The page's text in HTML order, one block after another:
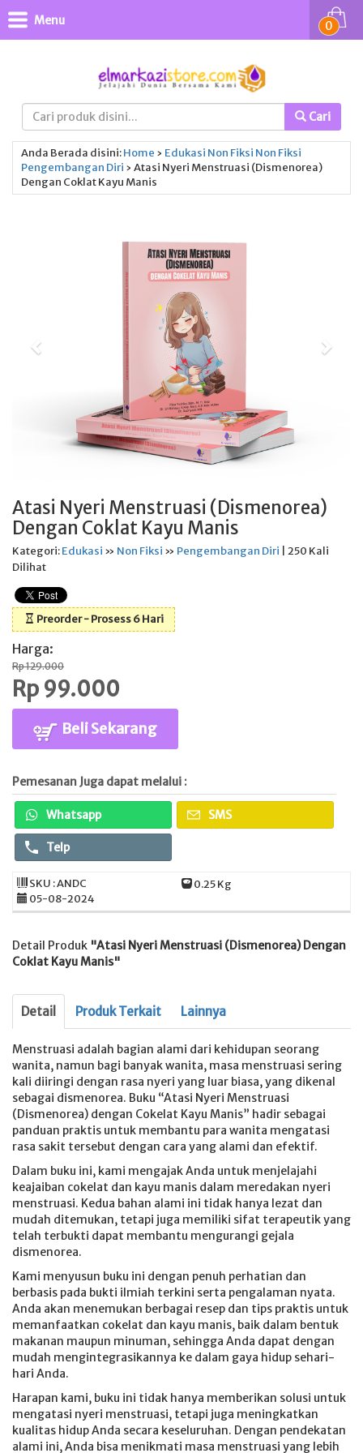
Cari
0
Menu
Anda Berada disini:Home › Edukasi Non Fiksi Non Fiksi
Pengembangan Diri › Atasi Nyeri Menstruasi (Dismenorea)
Dengan Coklat Kayu Manis
Atasi Nyeri Menstruasi (Dismenorea)
Dengan Coklat Kayu Manis
Kategori:Edukasi » Non Fiksi » Pengembangan Diri | 250 Kali
Dilihat
Preorder - Prosess 6 Hari
Harga:
Rp 129.000
Rp 99.000
Beli Sekarang
Pemesanan Juga dapat melalui :
Whatsapp SMS
Telp
SKU : ANDC
0.25 Kg
05-08-2024
Detail Produk "Atasi Nyeri Menstruasi (Dismenorea) Dengan
Coklat Kayu Manis"
Detail Produk Terkait Lainnya
Menstruasi adalah bagian alami dari kehidupan seorang
wanita, namun bagi banyak wanita, masa menstruasi sering
kali diiringi dengan rasa nyeri yang luar biasa, yang dikenal
sebagai dismenorea. Buku “Atasi Nyeri Menstruasi
(Dismenorea) dengan Cokelat Kayu Manis” hadir sebagai
panduan praktis untuk membantu para wanita mengatasi
rasa sakit tersebut dengan cara yang alami dan efektif.
Dalam buku ini, kami mengajak Anda untuk menjelajahi
keajaiban cokelat dan kayu manis dalam meredakan nyeri
menstruasi. Kedua bahan alami ini tidak hanya lezat dan
mudah ditemukan, tetapi juga memiliki sifat terapeutik yang
telah terbukti dapat membantu mengurangi gejala
dismenorea.
Kami menyusun buku ini dengan penuh perhatian dan
berbasis pada bukti ilmiah terkini serta pengalaman nyata.
Anda akan menemukan berbagai resep dan tips praktis untuk
memanfaatkan cokelat dan kayu manis, baik dalam bentuk
makanan maupun minuman, sehingga Anda dapat dengan
mudah mengintegrasikannya ke dalam gaya hidup sehari-
hari Anda.
Harapan kami, buku ini tidak hanya memberikan solusi untuk
mengatasi nyeri menstruasi, tetapi juga meningkatkan
kualitas hidup Anda secara keseluruhan. Dengan pendekatan
alami ini, Anda bisa menikmati masa menstruasi yang lebih